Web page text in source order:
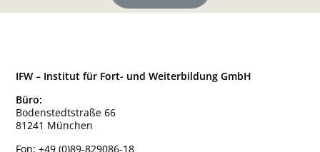
IFW – Institut für Fort- und Weiterbildung GmbH
Büro:
Bodenstedtstraße 66
81241 München
Fon:+49 (0)89-829086-18